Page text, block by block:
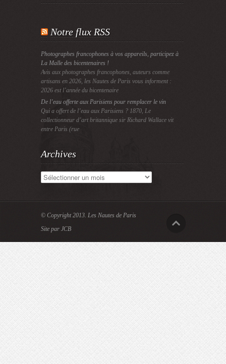
Notre flux RSS
Photographes francophones à vos appareils, participez à
La Malle des bicentenaires !
Avis aux photographes francophones, auteurs comme
artisans en 2026, les Nautes de Paris vous informent :
2026 est l’année du bicentenaire
De l’eau offerte aux Parisiens pour remplacer le vin
Qui a offert de l’eau aux Parisiens ? 1870, Le
collectionneur d’art britannique sir Richard Wallace vit
entre Paris (rue
Archives
Archives
© Copyright 2013. Les Nautes de Paris
Site par JCB